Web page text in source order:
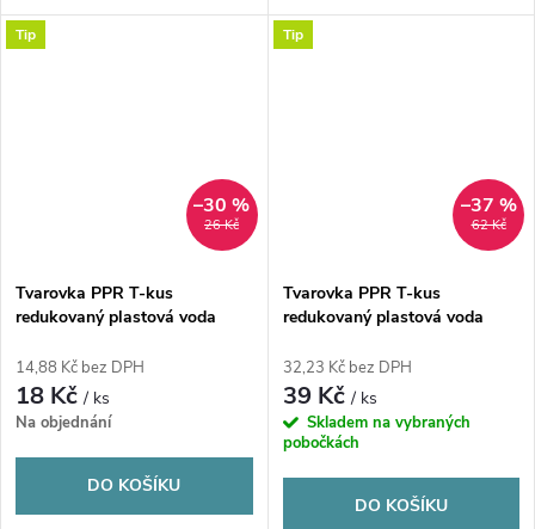
PP-R, šedá
Tip
26 Kč
–30 %
Tvarovka PPR T-kus
redukovaný plastová voda
14,88 Kč bez DPH
18 Kč/ ks
Na objednání
DO KOŠÍKU
Tip
62 Kč
–37 %
Tvarovka PPR T-kus
redukovaný plastová voda
32,23 Kč bez DPH
39 Kč/ ks
Skladem na vybraných
pobočkách
DO KOŠÍKU